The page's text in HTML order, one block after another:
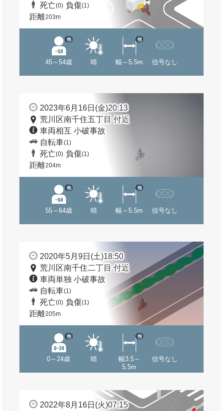
死亡(0) 負傷(1)
距離203m
45～54歳
他
晴 幅～5.5m
他
信号なし
2023年6月16日(金)20:13
荒川区南千住五丁目 付近
車両相互 小破事故
自転車(1)
死亡(0) 負傷(1)
距離204m
55～64歳
他
晴 幅～5.5m
他
信号なし
2020年5月9日(土)18:50
荒川区南千住二丁目 付近
車両単独 小破事故
自転車(1)
死亡(0) 負傷(1)
距離205m
0～24歳
他
晴
幅3.5～
5.5m
他
信号なし
2022年8月16日(火)07:15